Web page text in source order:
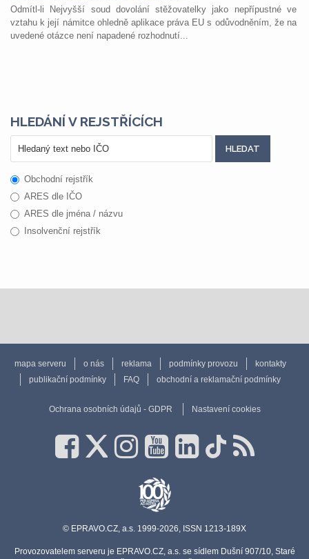
Odmítl-li Nejvyšší soud dovolání stěžovatelky jako nepřípustné ve
vztahu k její námitce ohledně aplikace práva EU s odůvodněním, že na
uvedené otázce není napadené rozhodnutí...
HLEDÁNÍ V REJSTŘÍCÍCH
Obchodní rejstřík
ARES dle IČO
ARES dle jména / názvu
Insolvenční rejstřík
mapa serveru o nás reklama podmínky provozu
kontakty
publikační podmínky
FAQ obchodní a reklamační podmínky
Ochrana osobních údajů - GDPR Nastavení cookies
© EPRAVO.CZ, a.s. 1999-2026, ISSN 1213-189X
Provozovatelem serveru je EPRAVO.CZ, a.s. se sídlem Dušní 907/10, Staré